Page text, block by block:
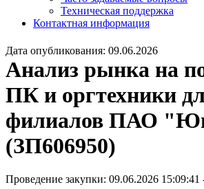
Техническая поддержка
Контактная информация
Дата опубликования: 09.06.2026
Анализ рынка на
ПК и оргтехники
филиалов ПАО
(ЗП606950)
Проведение закупки: 09.06.2026 15:09:41